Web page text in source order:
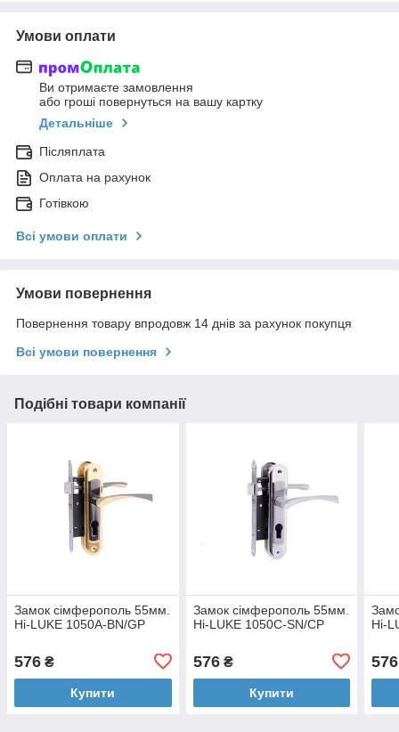
Умови оплати
Ви отримаєте замовлення
або гроші повернуться на вашу картку
Детальніше
Післяплата
Оплата на рахунок
Готівкою
Всі умови оплати
Умови повернення
Повернення товару впродовж 14 днів за рахунок покупця
Всі умови повернення
Подібні товари компанії
Замок сімферополь 55мм.
Hi-LUKE 1050A-BN/GP
576 ₴
Купити
Замок сімферополь 55мм.
Hi-LUKE 1050C-SN/CP
576₴
Купити
Hi-
576